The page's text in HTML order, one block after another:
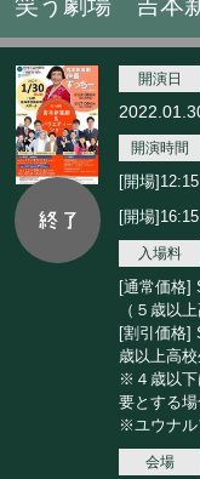
開演日
開演時間
[開場
[開場
入場料
[通常価格]
（５歳以
[割引価格]
歳以上高校
※４歳以下
要とする場
※ユウナル
会場